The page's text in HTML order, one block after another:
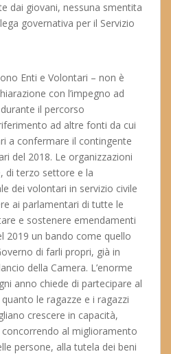
dai giovani, nessuna smentita
governativa per il Servizio
Enti e Volontari – non è
con l’impegno ad
il percorso
ad altre fonti da cui
a confermare il contingente
del 2018. Le organizzazioni
di terzo settore e la
dei volontari in servizio civile
ai parlamentari di tutte le
e sostenere emendamenti
2019 un bando come quello
di farli propri, già in
della Camera. L’enorme
anno chiede di partecipare al
le ragazze e i ragazzi
crescere in capacità,
al miglioramento
persone, alla tutela dei beni